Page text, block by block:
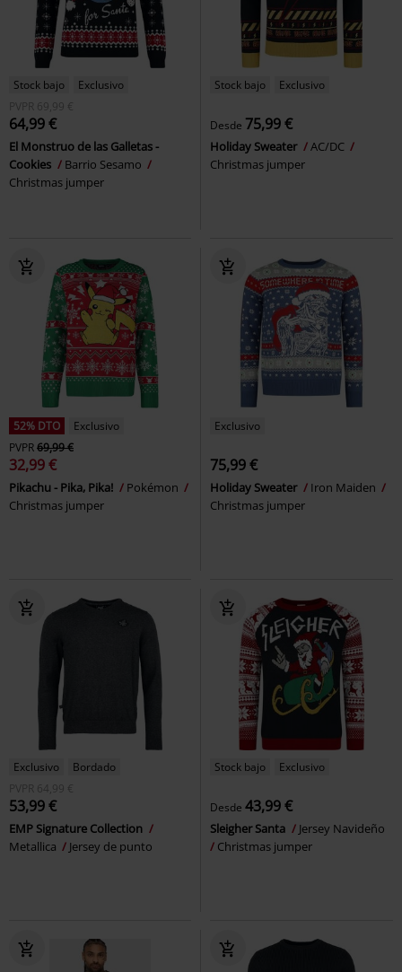
Stock bajo
Exclusivo
PVPR 69,99 €
64,99 €
El Monstruo de las Galletas -
Cookies
Barrio Sesamo
Christmas jumper
Stock bajo Exclusivo
Desde 75,99 €
Holiday Sweater
AC/DC
Christmas jumper
52% DTO
Exclusivo
PVPR69,99 €
32,99 €
Pikachu - Pika, Pika!
Pokémon
Christmas jumper
Exclusivo
75,99 €
Holiday Sweater
Iron Maiden
Christmas jumper
Exclusivo
Bordado
PVPR 64,99 €
53,99 €
EMP Signature Collection
Metallica
Jersey de punto
Stock bajo Exclusivo
Desde 43,99 €
Sleigher Santa
Jersey Navideño
Christmas jumper